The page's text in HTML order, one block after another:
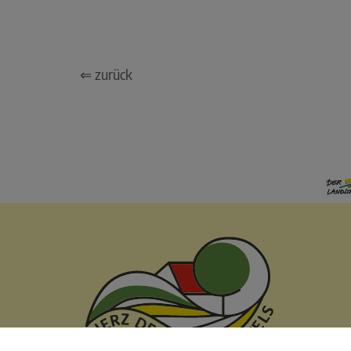
⇐ zurück